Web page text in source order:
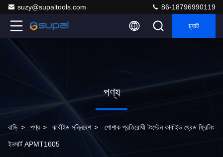
suzy@supaltools.com 86-18796990119
চ্যাট
পণ্য
বাড়ি > পণ্য > কার্বাইড সন্নিবেশ > পোশাক প্রতিরোধী টংস্টেন কার্বাইড থ্রেড ফ্রিলিং
ইনসার্ট APMT1605